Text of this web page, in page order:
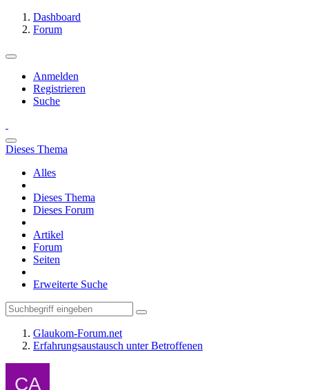
Dashboard
Forum
Anmelden
Registrieren
Suche
Dieses Thema
Alles
Dieses Thema
Dieses Forum
Artikel
Forum
Seiten
Erweiterte Suche
Glaukom-Forum.net
Erfahrungsaustausch unter Betroffenen